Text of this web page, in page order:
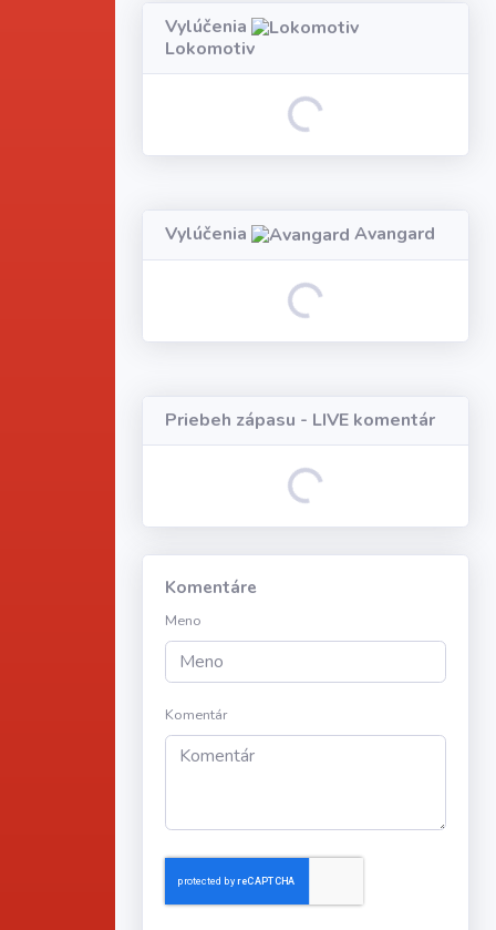
Vylúčenia
Lokomotiv
Loading...
Vylúčenia Avangard
Loading...
Priebeh zápasu - LIVE komentár
Loading...
Komentáre
Meno
Komentár